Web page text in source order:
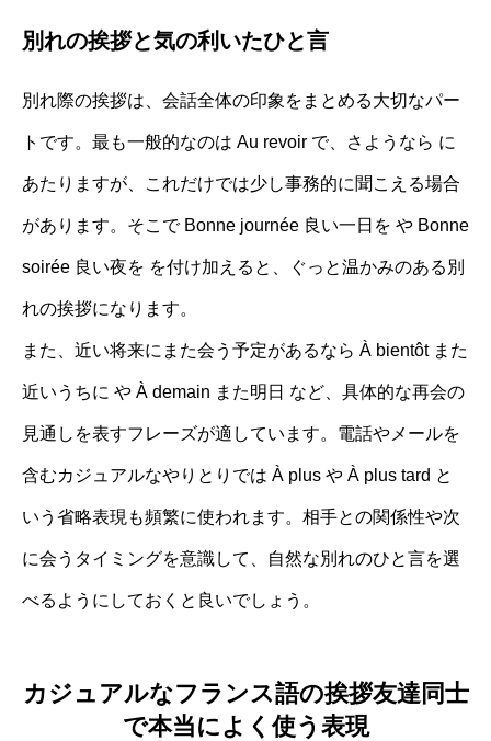
別れの挨拶と気の利いたひと言
別れ際の挨拶は、会話全体の印象をまとめる大切なパー
トです。最も一般的なのは Au revoir で、さようなら に
あたりますが、これだけでは少し事務的に聞こえる場合
があります。そこで Bonne journée 良い一日を や Bonne
soirée 良い夜を を付け加えると、ぐっと温かみのある別
れの挨拶になります。
また、近い将来にまた会う予定があるなら À bientôt また
近いうちに や À demain また明日 など、具体的な再会の
見通しを表すフレーズが適しています。電話やメールを
含むカジュアルなやりとりでは À plus や À plus tard と
いう省略表現も頻繁に使われます。相手との関係性や次
に会うタイミングを意識して、自然な別れのひと言を選
べるようにしておくと良いでしょう。
カジュアルなフランス語の挨拶友達同士
で本当によく使う表現